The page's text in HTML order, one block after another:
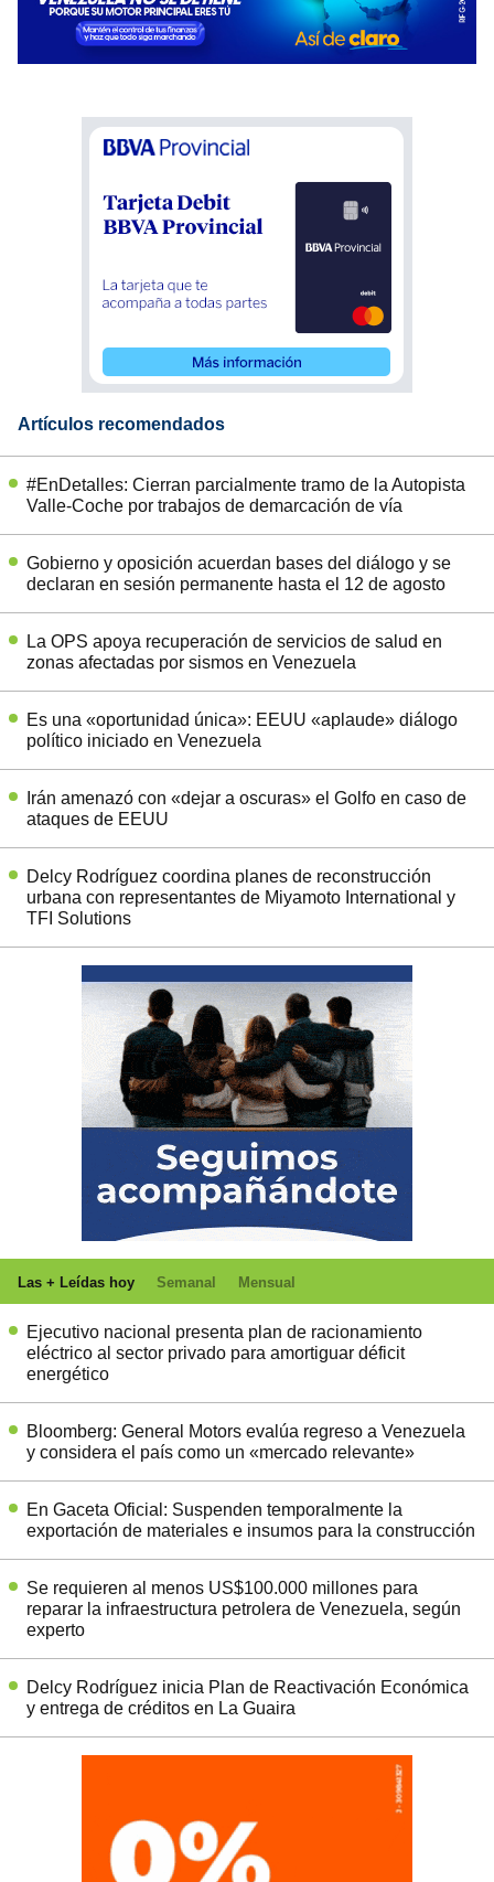
Artículos recomendados
#EnDetalles: Cierran parcialmente tramo de la Autopista
Valle-Coche por trabajos de demarcación de vía
Gobierno y oposición acuerdan bases del diálogo y se
declaran en sesión permanente hasta el 12 de agosto
La OPS apoya recuperación de servicios de salud en
zonas afectadas por sismos en Venezuela
Es una «oportunidad única»: EEUU «aplaude» diálogo
político iniciado en Venezuela
Irán amenazó con «dejar a oscuras» el Golfo en caso de
ataques de EEUU
Delcy Rodríguez coordina planes de reconstrucción
urbana con representantes de Miyamoto International y
TFI Solutions
Las + Leídas hoy Semanal Mensual
Ejecutivo nacional presenta plan de racionamiento
eléctrico al sector privado para amortiguar déficit
energético
Bloomberg: General Motors evalúa regreso a Venezuela
y considera el país como un «mercado relevante»
En Gaceta Oficial: Suspenden temporalmente la
exportación de materiales e insumos para la construcción
Se requieren al menos US$100.000 millones para
reparar la infraestructura petrolera de Venezuela, según
experto
Delcy Rodríguez inicia Plan de Reactivación Económica
y entrega de créditos en La Guaira